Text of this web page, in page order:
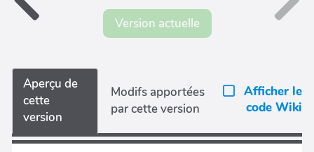
Version actuelle
Aperçu de
cette
version
Modifs apportées
par cette version
Afficher le
code Wiki